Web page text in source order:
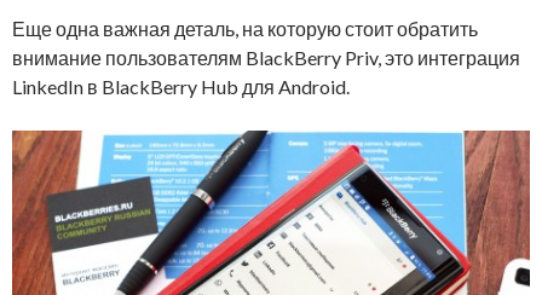
Еще одна важная деталь, на которую стоит обратить
внимание пользователям BlackBerry Priv, это интеграция
LinkedIn в BlackBerry Hub для Android.